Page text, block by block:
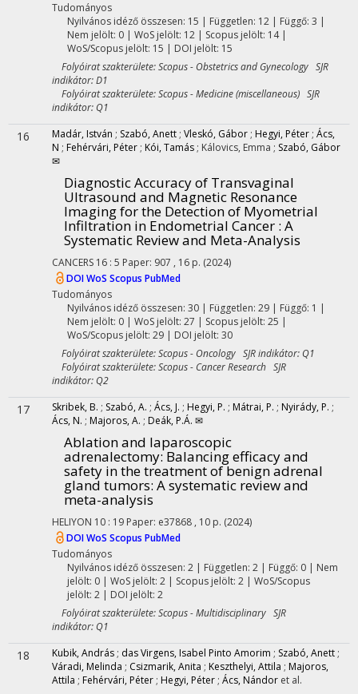
Tudományos
Nyilvános idéző összesen: 15 | Független: 12 | Függő: 3 |
Nem jelölt: 0 | WoS jelölt: 12 | Scopus jelölt: 14 |
WoS/Scopus jelölt: 15 | DOI jelölt: 15
Folyóirat szakterülete: Scopus - Obstetrics and Gynecology SJR
indikátor: D1
Folyóirat szakterülete: Scopus - Medicine (miscellaneous) SJR
indikátor: Q1
16 Madár, István ; Szabó, Anett ; Vleskó, Gábor ; Hegyi, Péter ; Ács,
N ; Fehérvári, Péter ; Kói, Tamás ; Kálovics, Emma ; Szabó, Gábor
✉
Diagnostic Accuracy of Transvaginal
Ultrasound and Magnetic Resonance
Imaging for the Detection of Myometrial
Infiltration in Endometrial Cancer : A
Systematic Review and Meta-Analysis
CANCERS 16 : 5 Paper: 907 , 16 p. (2024)
DOIWoS Scopus PubMed
Tudományos
Nyilvános idéző összesen: 30| Független: 29 | Függő: 1 |
Nem jelölt: 0 | WoS jelölt: 27 | Scopus jelölt: 25 |
WoS/Scopus jelölt: 29 | DOI jelölt: 30
Folyóirat szakterülete: Scopus - Oncology SJR indikátor: Q1
Folyóirat szakterülete: Scopus - Cancer Research SJR
indikátor: Q2
17 Skribek, B. ; Szabó, A. ; Ács, J. ; Hegyi, P. ; Mátrai, P. ; Nyirády, P. ;
Ács, N. ; Majoros, A. ; Deák, P.Á. ✉
Ablation and laparoscopic
adrenalectomy: Balancing efficacy and
safety in the treatment of benign adrenal
gland tumors: A systematic review and
meta-analysis
HELIYON 10 : 19 Paper: e37868 , 10 p. (2024)
DOIWoS Scopus PubMed
Tudományos
Nyilvános idéző összesen: 2| Független: 2 | Függő: 0 | Nem
jelölt: 0 | WoS jelölt: 2 | Scopus jelölt: 2 | WoS/Scopus
jelölt: 2 | DOI jelölt: 2
Folyóirat szakterülete: Scopus - Multidisciplinary SJR
indikátor: Q1
18 Kubik, András ; das Virgens, Isabel Pinto Amorim ; Szabó, Anett ;
Váradi, Melinda ; Csizmarik, Anita ; Keszthelyi, Attila ; Majoros,
Attila ; Fehérvári, Péter ; Hegyi, Péter ; Ács, Nándor et al.